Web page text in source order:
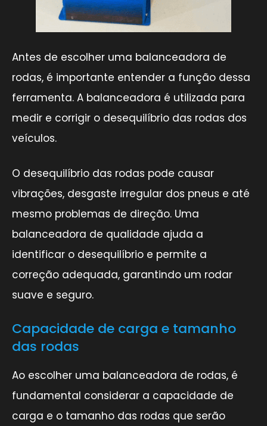
Antes de escolher uma balanceadora de
rodas, é importante entender a função dessa
ferramenta. A balanceadora é utilizada para
medir e corrigir o desequilíbrio das rodas dos
veículos.
O desequilíbrio das rodas pode causar
vibrações, desgaste irregular dos pneus e até
mesmo problemas de direção. Uma
balanceadora de qualidade ajuda a
identificar o desequilíbrio e permite a
correção adequada, garantindo um rodar
suave e seguro.
Capacidade de carga e tamanho
das rodas
Ao escolher uma balanceadora de rodas, é
fundamental considerar a capacidade de
carga e o tamanho das rodas que serão